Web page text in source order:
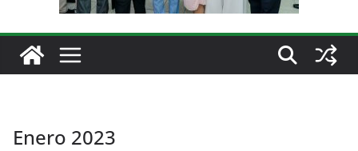
Enero 2023